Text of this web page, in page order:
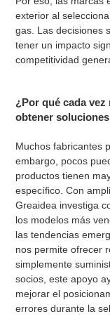
exterior al
gas. Las decisiones
tener un impacto
competitividad
¿Por qué cada vez
obtener
Muchos fabricantes
embargo, pocos
productos tienen
específico. Con
Greaidea investiga
los modelos más
las tendencias
nos permite ofrecer
simplemente
socios, este apoyo
mejorar el
errores durante la